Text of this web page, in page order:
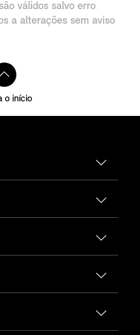
válidos salvo erro
a alterações sem aviso
o início